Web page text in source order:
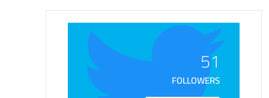
51
FOLLOWERS